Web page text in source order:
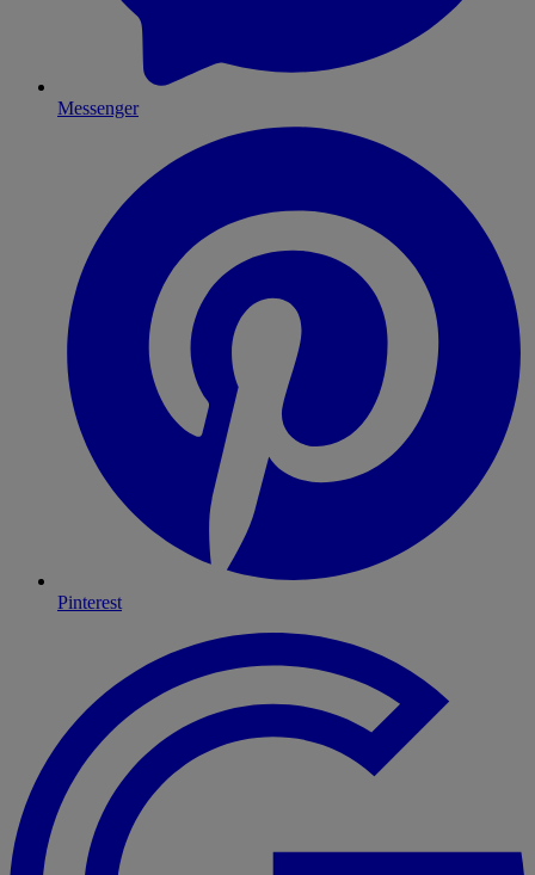
Messenger
Pinterest